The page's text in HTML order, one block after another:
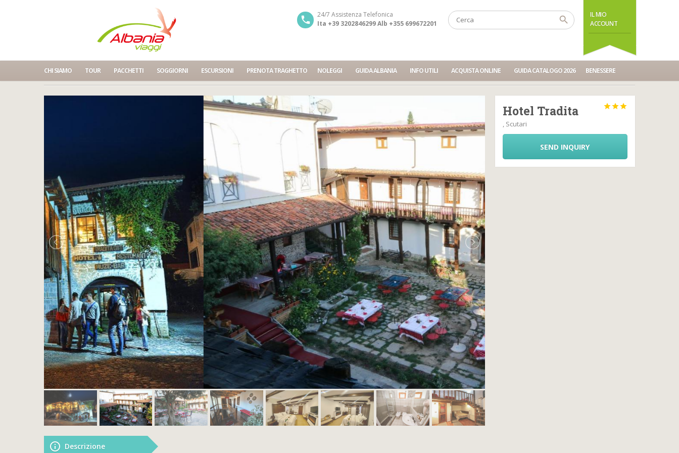
IL MIO
ACCOUNT
24/7 Assistenza Telefonica
Ita +39 3202846299 Alb +355 699672201
CHI SIAMO TOUR PACCHETTI SOGGIORNI ESCURSIONI PRENOTA TRAGHETTO NOLEGGI GUIDA ALBANIA INFO UTILI ACQUISTA ONLINE GUIDA CATALOGO 2026 BENESSERE
Home Hotel Tradita
Descrizione
Hotel Tradita 
, Scutari
SEND INQUIRY